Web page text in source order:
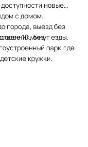
новые
с домом.
города, выезд без
10 минут езды.
парк,где
кружки.
без